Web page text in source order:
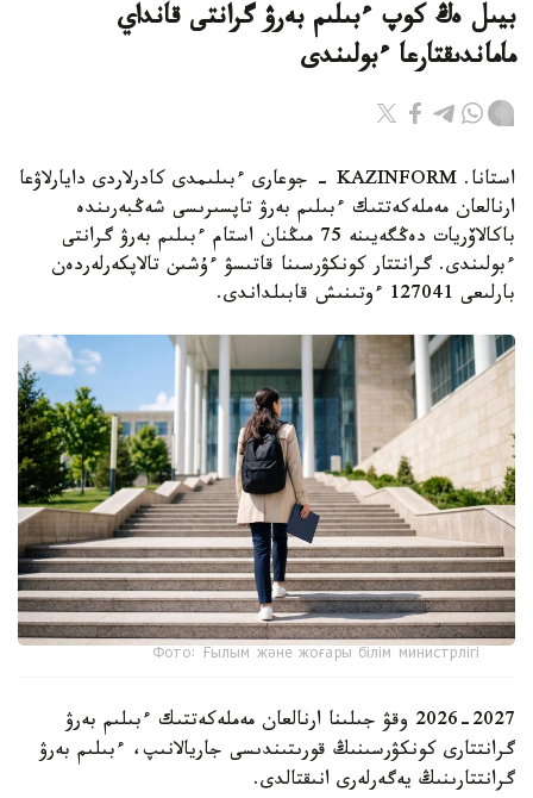
بيىل ەڭ كوپ ءبىلىم بەرۋ گرانتى قانداي
ماماندىقتارعا ءبولىندى
استانا. KAZINFORM - جوعارى ءبىلىمدى كادرلاردى دايارلاۋعا
ارنالعان مەملەكەتتىك ءبىلىم بەرۋ تاپسىرىسى شەڭبەرىندە
باكالاۆريات دەڭگەيىنە 75 مىڭنان استام ءبىلىم بەرۋ گرانتى
ءبولىندى. گرانتتار كونكۋرسىنا قاتىسۋ ءۇشىن تالاپكەرلەردەن
بارلىعى 127041 ءوتىنىش قابىلداندى.
Фото: Ғылым және жоғары білім министрлігі
2026-2027 وقۋ جىلىنا ارنالعان مەملەكەتتىك ءبىلىم بەرۋ
گرانتتارى كونكۋرسىنىڭ قورىتىندىسى جاريالانىپ، ءبىلىم بەرۋ
گرانتتارىنىڭ يەگەرلەرى انىقتالدى.